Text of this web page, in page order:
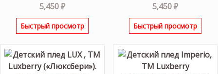
5,450₽
Быстрый просмотр
5,450₽
Быстрый просмотр